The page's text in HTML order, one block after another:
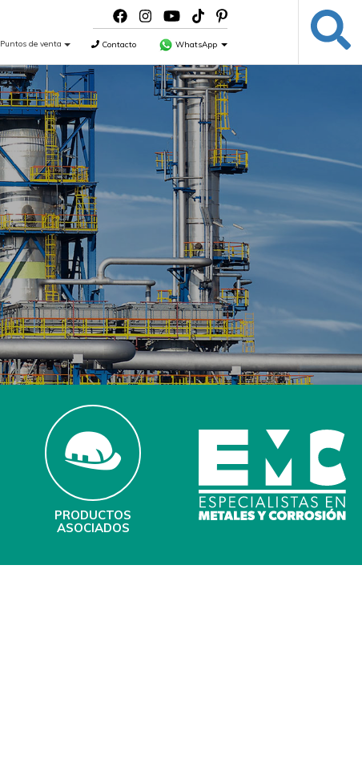
Puntos de venta Contacto WhatsApp
PRODUCTOS
ASOCIADOS